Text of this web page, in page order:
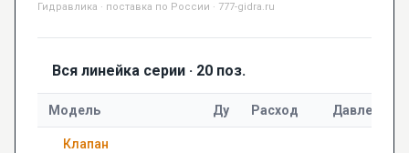
Гидравлика · поставка по России · 777-gidra.ru
Вся линейка серии · 20 поз.
Модель Ду Расход Давление,
Клапан